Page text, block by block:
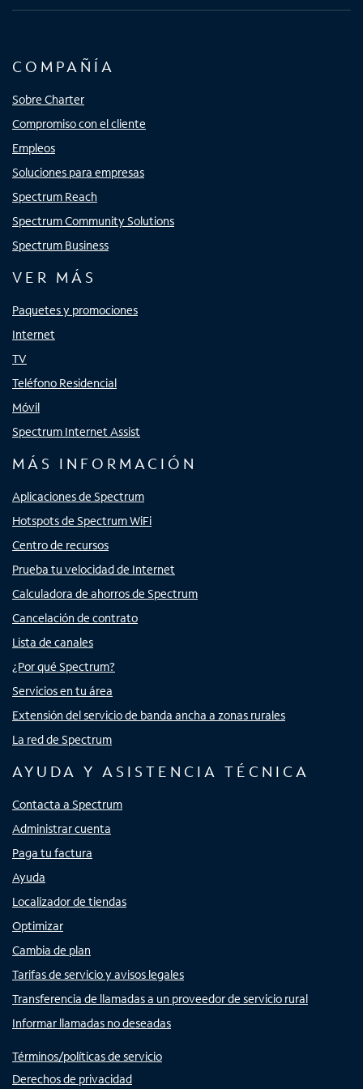
COMPAÑÍA
Sobre Charter
Compromiso con el cliente
Empleos
Soluciones para empresas
Spectrum Reach
Spectrum Community Solutions
Spectrum Business
VER MÁS
Paquetes y promociones
Internet
TV
Teléfono Residencial
Móvil
Spectrum Internet Assist
MÁS INFORMACIÓN
Aplicaciones de Spectrum
Hotspots de Spectrum WiFi
Centro de recursos
Prueba tu velocidad de Internet
Calculadora de ahorros de Spectrum
Cancelación de contrato
Lista de canales
¿Por qué Spectrum?
Servicios en tu área
Extensión del servicio de banda ancha a zonas rurales
La red de Spectrum
AYUDA Y ASISTENCIA TÉCNICA
Contacta a Spectrum
Administrar cuenta
Paga tu factura
Ayuda
Localizador de tiendas
Optimizar
Cambia de plan
Tarifas de servicio y avisos legales
Transferencia de llamadas a un proveedor de servicio rural
Informar llamadas no deseadas
Términos/políticas de servicio
Derechos de privacidad